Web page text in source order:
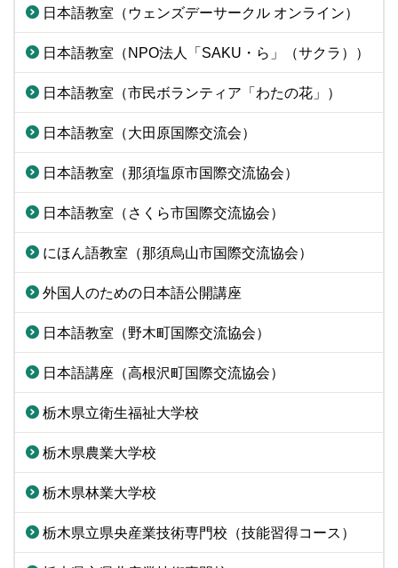
日本語教室（ウェンズデーサークル オンライン）
日本語教室（NPO法人「SAKU・ら」（サクラ））
日本語教室（市民ボランティア「わたの花」）
日本語教室（大田原国際交流会）
日本語教室（那須塩原市国際交流協会）
日本語教室（さくら市国際交流協会）
にほん語教室（那須烏山市国際交流協会）
外国人のための日本語公開講座
日本語教室（野木町国際交流協会）
日本語講座（高根沢町国際交流協会）
栃木県立衛生福祉大学校
栃木県農業大学校
栃木県林業大学校
栃木県立県央産業技術専門校（技能習得コース）